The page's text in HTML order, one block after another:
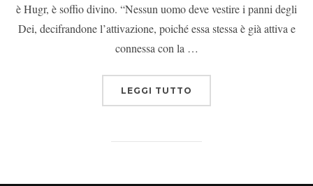
è Hugr, è soffio divino. “Nessun uomo deve vestire i panni degli
Dei, decifrandone l’attivazione, poiché essa stessa è già attiva e
connessa con la …
LEGGI TUTTO